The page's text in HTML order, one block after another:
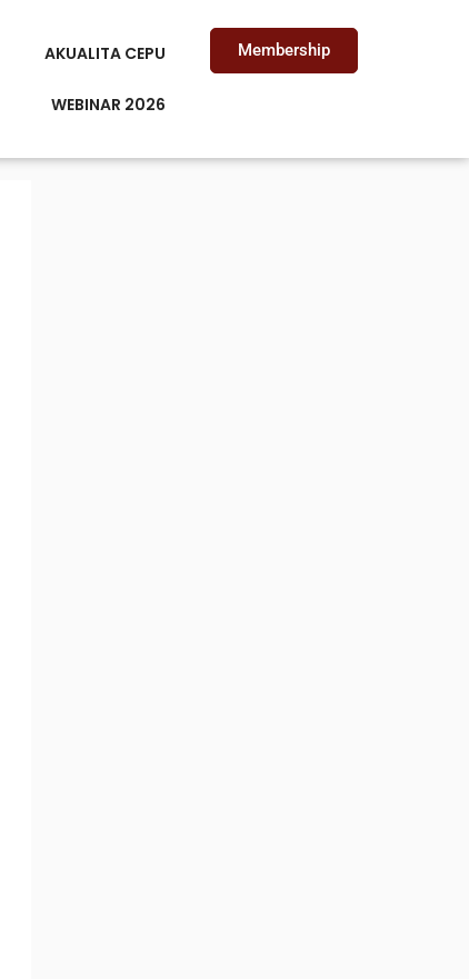
AKUALITA CEPU
WEBINAR 2026
Membership